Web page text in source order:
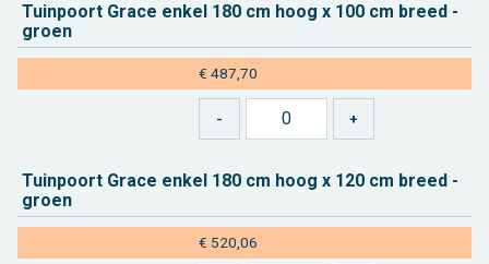
Tuin­poort Grace enkel 180 cm hoog x 100 cm breed -
groen
€ 487,70
Tuin­poort Grace enkel 180 cm hoog x 120 cm breed -
groen
€ 520,06